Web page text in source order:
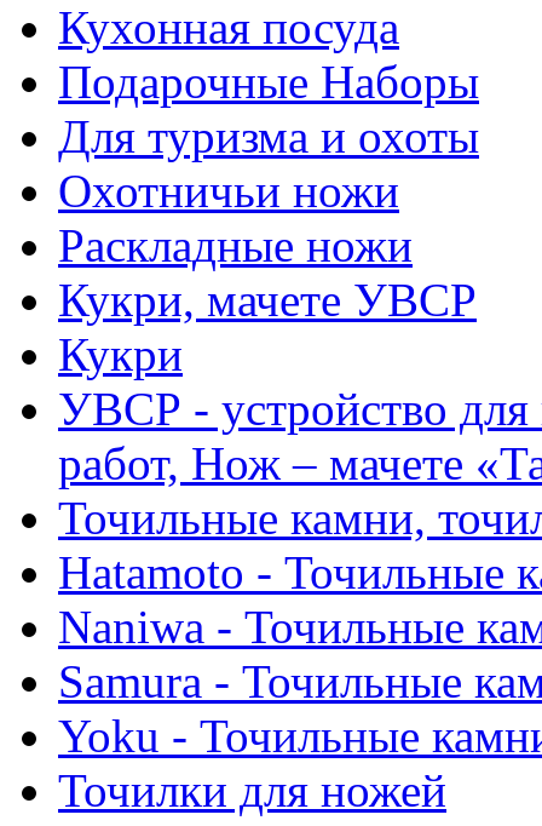
Кухонная посуда
Подарочные Наборы
Для туризма и охоты
Охотничьи ножи
Раскладные ножи
Кукри, мачете УВСР
Кукри
УВСР - устройство для
работ, Нож – мачете
Точильные камни,
Hatamoto - Точильные
Naniwa - Точильные
Samura - Точильные
Yoku - Точильные
Точилки для ножей